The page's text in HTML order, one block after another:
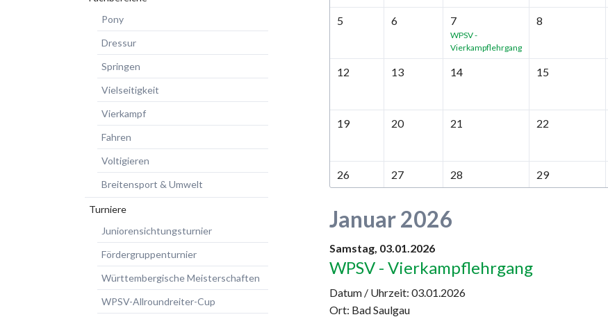
5 6 7
WPSV -
Vierkampflehrgang
8
12 13 14 15
19 20 21 22
26 27 28 29
Januar 2026
Samstag, 03.01.2026
WPSV - Vierkampflehrgang
Datum / Uhrzeit: 03.01.2026
Ort: Bad Saulgau
Pony
Dressur
Springen
Vielseitigkeit
Vierkampf
Fahren
Voltigieren
Breitensport & Umwelt
Turniere
Juniorensichtungsturnier
Fördergruppenturnier
Württembergische Meisterschaften
WPSV-Allroundreiter-Cup